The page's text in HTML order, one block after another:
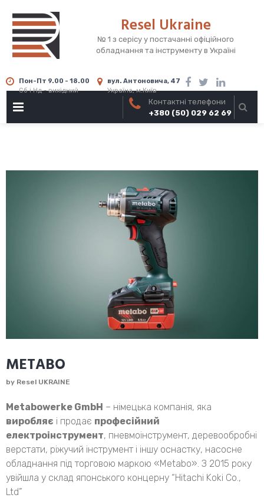
content
Resel Ukraine
№ 1 з серісу у постачанні офіційного
обладнання та інструменту в Україні
Пон-Пт 9.00 - 18.00
Сб і Нд - вихідний
вул. Антоновича, 47
Україна, м.Київ
Контактні телефони
+380 (50) 029 62 69
METABO
by Resel UKRAINE
Metabowerke GmbH – німецька компанія, яка
виробляє і продає професійний
електроінструмент, пневмоінструмент, деревообробні
верстати, ріжучий інструмент і іншу оснастку, насосне
обладнання під торговою маркою «Metabo». З 2015 року
увійшла у склад японського концерну “Hitachi Koki Co.,
Ltd”